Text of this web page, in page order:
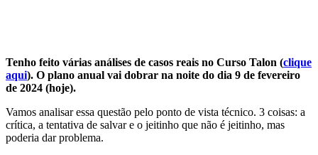
Tenho feito várias análises de casos reais no Curso Talon (clique
aqui). O plano anual vai dobrar na noite do dia 9 de fevereiro
de 2024 (hoje).
Vamos analisar essa questão pelo ponto de vista técnico. 3 coisas: a
crítica, a tentativa de salvar e o jeitinho que não é jeitinho, mas
poderia dar problema.